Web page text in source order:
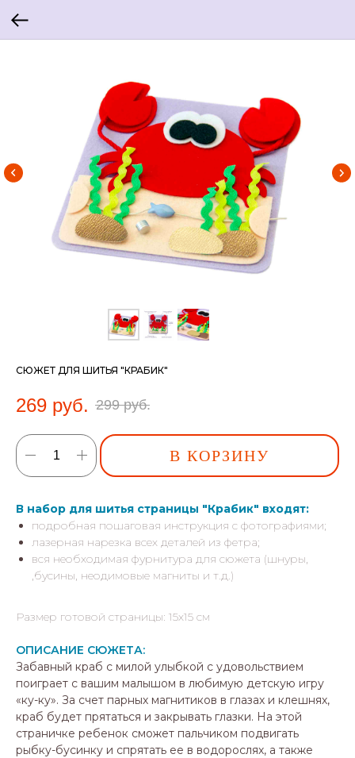
СЮЖЕТ ДЛЯ ШИТЬЯ "КРАБИК"
269 руб. 299 руб.
В КОРЗИНУ
В набор для шитья страницы "Крабик" входят:
подробная пошаговая инструкция с фотографиями;
лазерная нарезка всех деталей из фетра;
вся необходимая фурнитура для сюжета (шнуры,
,бусины, неодимовые магниты и т.д.)
Размер готовой страницы: 15х15 см
ОПИСАНИЕ СЮЖЕТА:
Забавный краб с милой улыбкой с удовольствием
поиграет с вашим малышом в любимую детскую игру
«ку-ку». За счет парных магнитиков в глазах и клешнях,
краб будет прятаться и закрывать глазки. На этой
страничке ребенок сможет пальчиком подвигать
рыбку-бусинку и спрятать ее в водорослях, а также